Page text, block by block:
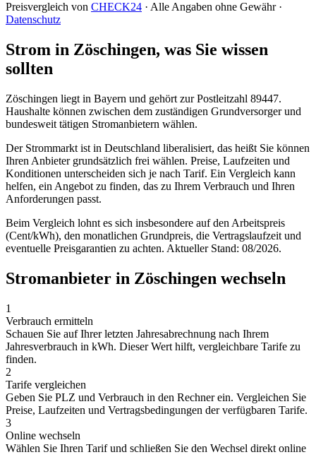
Preisvergleich von CHECK24 · Alle Angaben ohne Gewähr ·
Datenschutz
Strom in Zöschingen, was Sie wissen
sollten
Zöschingen liegt in Bayern und gehört zur Postleitzahl 89447.
Haushalte können zwischen dem zuständigen Grundversorger und
bundesweit tätigen Stromanbietern wählen.
Der Strommarkt ist in Deutschland liberalisiert, das heißt Sie können
Ihren Anbieter grundsätzlich frei wählen. Preise, Laufzeiten und
Konditionen unterscheiden sich je nach Tarif. Ein Vergleich kann
helfen, ein Angebot zu finden, das zu Ihrem Verbrauch und Ihren
Anforderungen passt.
Beim Vergleich lohnt es sich insbesondere auf den Arbeitspreis
(Cent/kWh), den monatlichen Grundpreis, die Vertragslaufzeit und
eventuelle Preisgarantien zu achten. Aktueller Stand: 08/2026.
Stromanbieter in Zöschingen wechseln
1
Verbrauch ermitteln
Schauen Sie auf Ihrer letzten Jahresabrechnung nach Ihrem
Jahresverbrauch in kWh. Dieser Wert hilft, vergleichbare Tarife zu
finden.
2
Tarife vergleichen
Geben Sie PLZ und Verbrauch in den Rechner ein. Vergleichen Sie
Preise, Laufzeiten und Vertragsbedingungen der verfügbaren Tarife.
3
Online wechseln
Wählen Sie Ihren Tarif und schließen Sie den Wechsel direkt online